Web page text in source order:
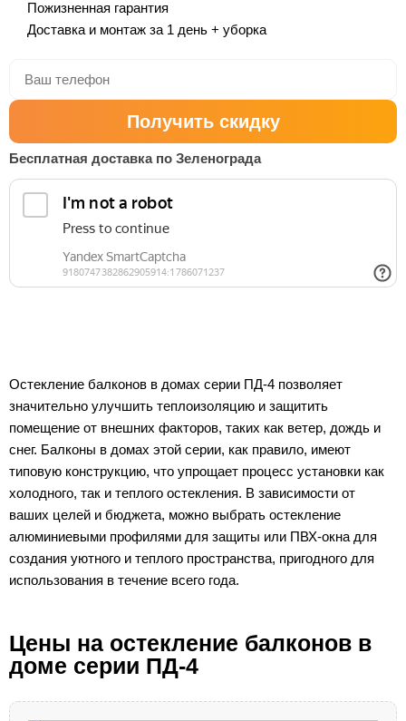
Пожизненная гарантия
Доставка и монтаж за 1 день + уборка
Получить скидку
Бесплатная доставка по Зеленограда
Остекление балконов в домах серии ПД-4 позволяет
значительно улучшить теплоизоляцию и защитить
помещение от внешних факторов, таких как ветер, дождь и
снег. Балконы в домах этой серии, как правило, имеют
типовую конструкцию, что упрощает процесс установки как
холодного, так и теплого остекления. В зависимости от
ваших целей и бюджета, можно выбрать остекление
алюминиевыми профилями для защиты или ПВХ-окна для
создания уютного и теплого пространства, пригодного для
использования в течение всего года.
Цены на остекление балконов в
доме серии ПД-4